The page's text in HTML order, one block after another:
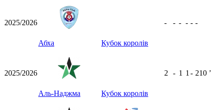
2025/2026
Абха Кубок королів
- - - - - -
2025/2026
Аль-Наджма Кубок королів
2 - 1 1 - 210 ʼ